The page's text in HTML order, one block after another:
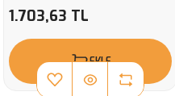
1.703,63 TL
EKLE